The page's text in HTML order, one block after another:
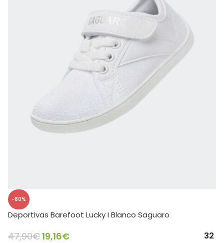
-60%
Deportivas Barefoot Lucky I Blanco Saguaro
47,90€19,16€ 32